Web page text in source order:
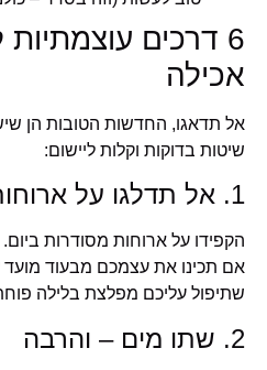
6 דרכים
אכילה
אל תדאגו, החדשות הטובות הן
שיטות בדוקות וקלות ליישום:
1. אל תדלגו על ארוחות
הקפידו על ארוחות מסודרות ביום.
אם תכינו את עצמכם מבעוד מועד
שתיפול עליכם מפלצת בלילה
2. שתו מים – והרבה